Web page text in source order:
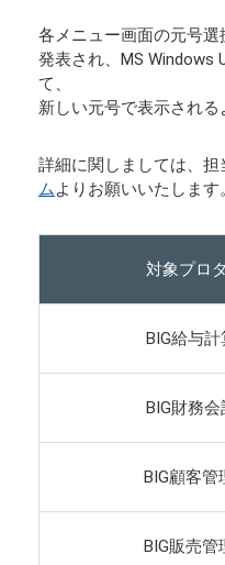
各メニュー画面の元号
発表され、MS Windows
て、
新しい元号で表示される
詳細に関しましては、担
ムよりお願いいたします。
対象プロ
BIG給与計
BIG財務会
BIG顧客管
BIG販売管